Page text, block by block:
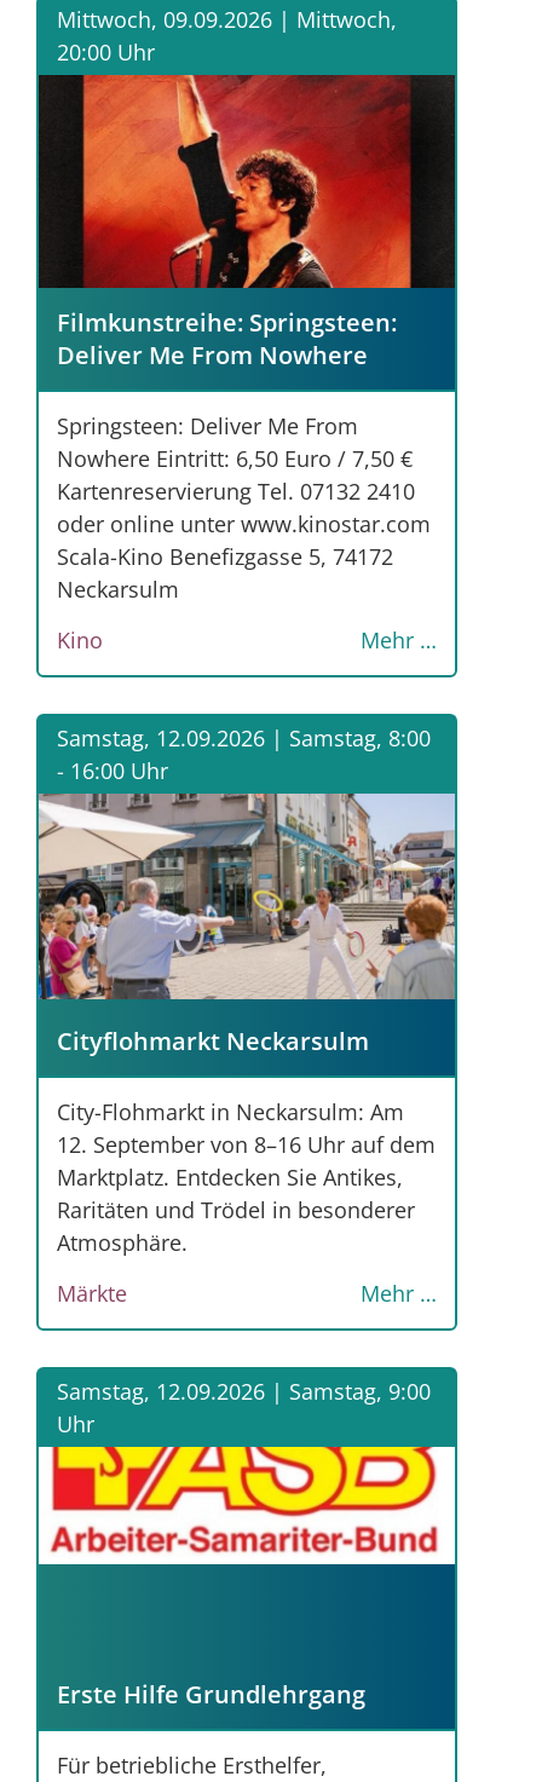
Mittwoch, 09.09.2026 | Mittwoch,
20:00 Uhr
Filmkunstreihe: Springsteen:
Deliver Me From Nowhere
Springsteen: Deliver Me From
Nowhere Eintritt: 6,50 Euro / 7,50 €
Kartenreservierung Tel. 07132 2410
oder online unter www.kinostar.com
Scala-Kino Benefizgasse 5, 74172
Neckarsulm
Kino
Mehr …
Samstag, 12.09.2026 | Samstag, 8:00
- 16:00 Uhr
Cityflohmarkt Neckarsulm
City-Flohmarkt in Neckarsulm: Am
12. September von 8–16 Uhr auf dem
Marktplatz. Entdecken Sie Antikes,
Raritäten und Trödel in besonderer
Atmosphäre.
Märkte
Mehr …
Samstag, 12.09.2026 | Samstag, 9:00
Uhr
Erste Hilfe Grundlehrgang
Für betriebliche Ersthelfer,